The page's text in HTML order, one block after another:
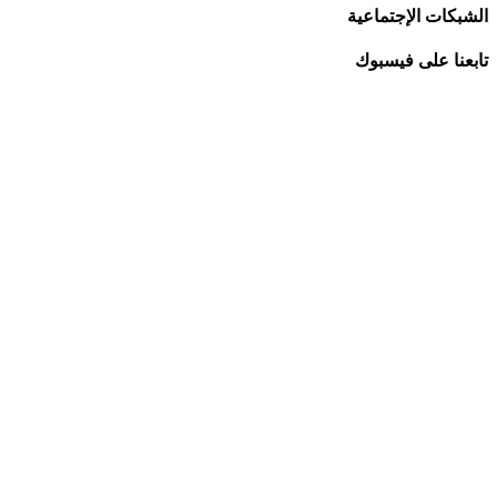
الشبكات الإجتماعية
تابعنا على فيسبوك